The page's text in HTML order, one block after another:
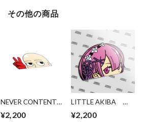
その他の商品
NEVER CONTENT
¥2,200
LITTLE AKIBA
¥2,200